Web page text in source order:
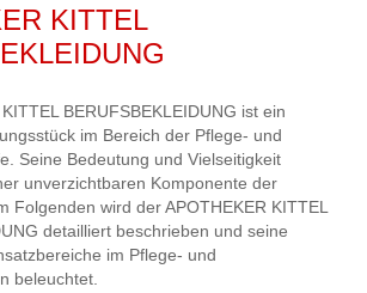
KITTEL
BERUFSBEKLEIDUNG ist ein
im Bereich der Pflege- und
Seine Bedeutung und Vielseitigkeit
unverzichtbaren Komponente der
Folgenden wird der APOTHEKER KITTEL
detailliert beschrieben und seine
im Pflege- und
beleuchtet.